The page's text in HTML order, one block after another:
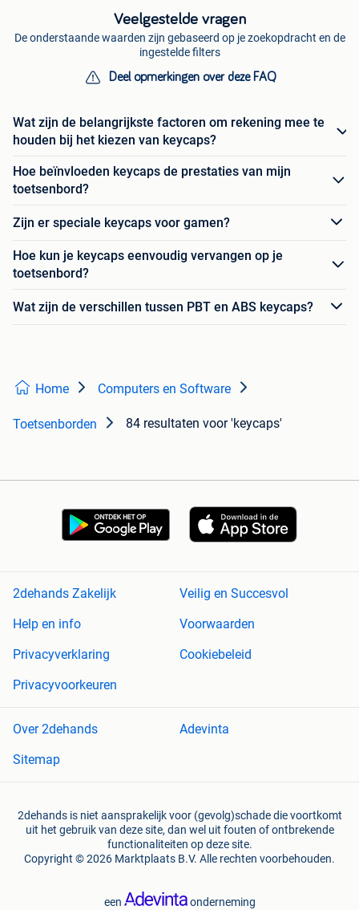
Veelgestelde vragen
De onderstaande waarden zijn gebaseerd op je zoekopdracht en de
ingestelde filters
Deel opmerkingen over deze FAQ
Wat zijn de belangrijkste factoren om rekening mee te
houden bij het kiezen van keycaps?
Hoe beïnvloeden keycaps de prestaties van mijn
toetsenbord?
Zijn er speciale keycaps voor gamen?
Hoe kun je keycaps eenvoudig vervangen op je
toetsenbord?
Wat zijn de verschillen tussen PBT en ABS keycaps?
Home Computers en Software
Toetsenborden 84 resultaten voor 'keycaps'
2dehands Zakelijk
Veilig en Succesvol
Help en info
Voorwaarden
Privacyverklaring
Cookiebeleid
Privacyvoorkeuren
Over 2dehands
Adevinta
Sitemap
2dehands is niet aansprakelijk voor (gevolg)schade die voortkomt
uit het gebruik van deze site, dan wel uit fouten of ontbrekende
functionaliteiten op deze site.
Copyright © 2026 Marktplaats B.V. Alle rechten voorbehouden.
een onderneming